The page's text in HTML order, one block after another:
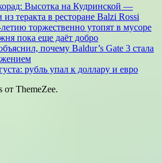
Высотка на Кудринской —
теракта в ресторане Balzi Rossi
торжественно утопят в мусоре
пока еще даёт добро
почему Baldur’s Gate 3 стала
рубль упал к доллару и евро
от ThemeZee.